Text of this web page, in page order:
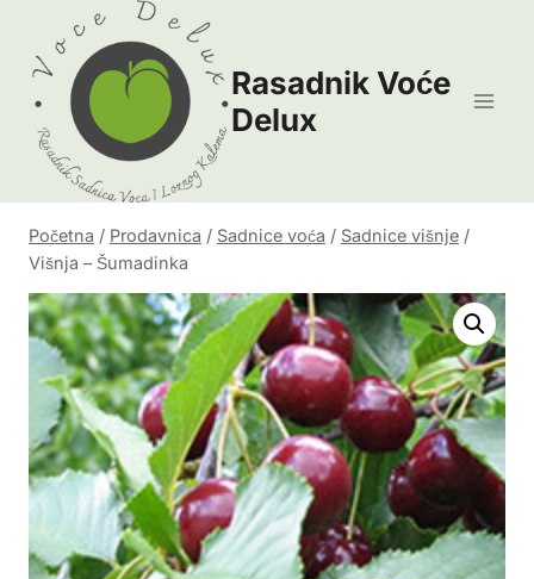
content
Rasadnik Voće
Delux
Početna / Prodavnica / Sadnice voća / Sadnice višnje /
Višnja – Šumadinka